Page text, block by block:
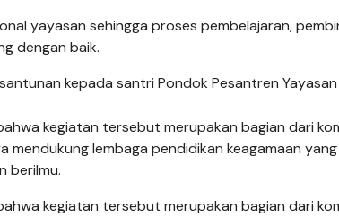
yayasan sehingga proses pembelajaran,
dengan baik.
kegiatan tersebut merupakan bagian dari
mendukung lembaga pendidikan keagamaan yang
berilmu.
kegiatan tersebut merupakan bagian dari